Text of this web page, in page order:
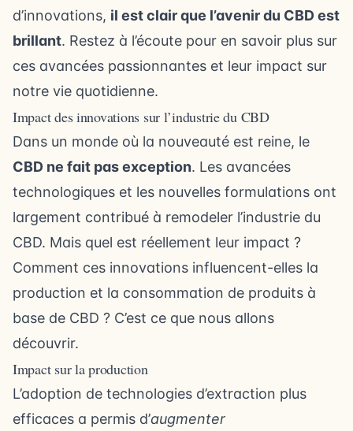
d’innovations, il est clair que l’avenir du CBD est
brillant. Restez à l’écoute pour en savoir plus sur
ces avancées passionnantes et leur impact sur
notre vie quotidienne.
Impact des innovations sur l’industrie du CBD
Dans un monde où la nouveauté est reine, le
CBD ne fait pas exception. Les avancées
technologiques et les nouvelles formulations ont
largement contribué à remodeler l’industrie du
CBD. Mais quel est réellement leur impact ?
Comment ces innovations influencent-elles la
production et la consommation de produits à
base de CBD ? C’est ce que nous allons
découvrir.
Impact sur la production
L’adoption de technologies d’extraction plus
efficaces a permis d’augmenter